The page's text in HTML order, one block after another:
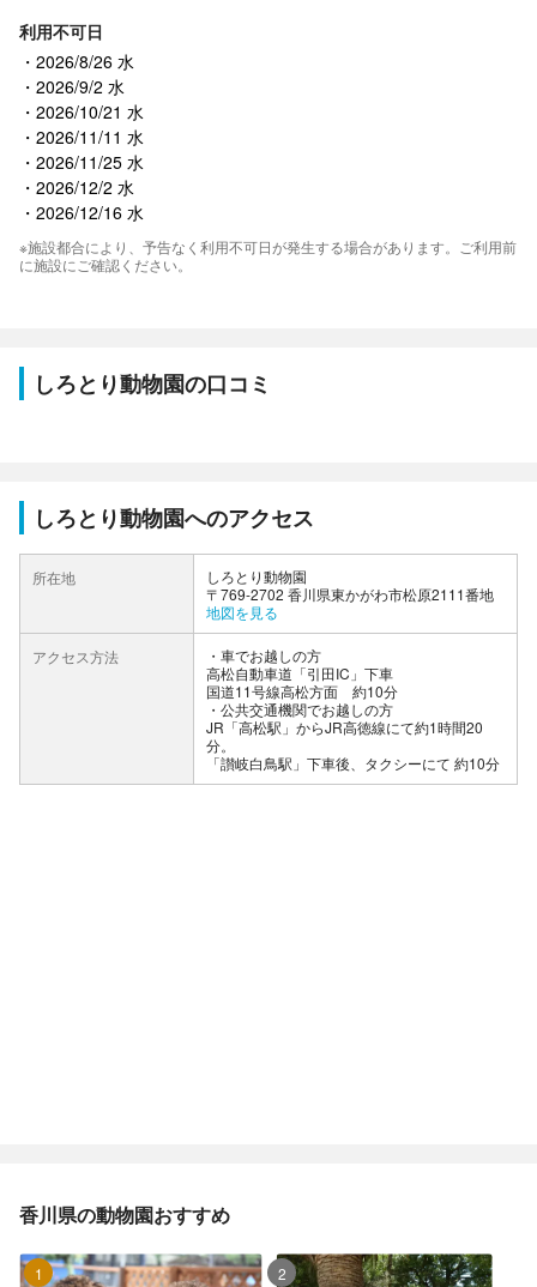
利用不可日
2026/8/26 水
2026/9/2 水
2026/10/21 水
2026/11/11 水
2026/11/25 水
2026/12/2 水
2026/12/16 水
※施設都合により、予告なく利用不可日が発生する場合があります。ご利用前
に施設にご確認ください。
しろとり動物園の口コミ
しろとり動物園へのアクセス
所在地
しろとり動物園
〒769-2702 香川県東かがわ市松原2111番地
地図を見る
アクセス方法
車でお越しの方
高松自動車道「引田IC」下車
国道11号線高松方面 約10分
公共交通機関でお越しの方
JR「高松駅」からJR高徳線にて約1時間20
分。
「讃岐白鳥駅」下車後、タクシーにて 約10分
香川県の動物園おすすめ
1位 2位